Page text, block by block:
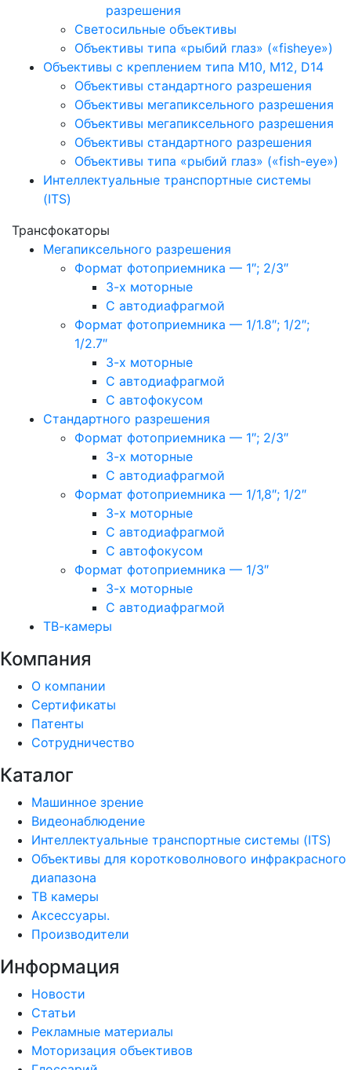
разрешения
Светосильные объективы
Объективы типа «рыбий глаз» («fisheye»)
Объективы с креплением типа M10, M12, D14
Объективы стандартного разрешения
Объективы мегапиксельного разрешения
Объективы мегапиксельного разрешения
Объективы стандартного разрешения
Объективы типа «рыбий глаз» («fish-eye»)
Интеллектуальные транспортные системы
(ITS)
Трансфокаторы
Мегапиксельного разрешения
Формат фотоприемника — 1″; 2/3″
3-х моторные
С автодиафрагмой
Формат фотоприемника — 1/1.8″; 1/2″;
1/2.7″
3-х моторные
С автодиафрагмой
С автофокусом
Стандартного разрешения
Формат фотоприемника — 1″; 2/3″
3-х моторные
С автодиафрагмой
Формат фотоприемника — 1/1,8″; 1/2″
3-х моторные
С автодиафрагмой
С автофокусом
Формат фотоприемника — 1/3″
3-х моторные
С автодиафрагмой
ТВ-камеры
Компания
О компании
Сертификаты
Патенты
Сотрудничество
Каталог
Машинное зрение
Видеонаблюдение
Интеллектуальные транспортные системы (ITS)
Объективы для коротковолнового инфракрасного
диапазона
ТВ камеры
Аксессуары.
Производители
Информация
Новости
Статьи
Рекламные материалы
Моторизация объективов